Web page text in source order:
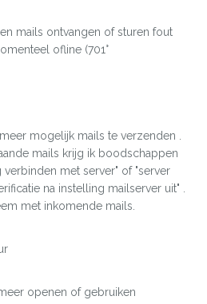
mails ontvangen of sturen fout
ofline (701°
mogelijk mails te verzenden .
mails krijg ik boodschappen
verbinden met server" of "server
na instelling mailserver uit" .
met inkomende mails.
openen of gebruiken